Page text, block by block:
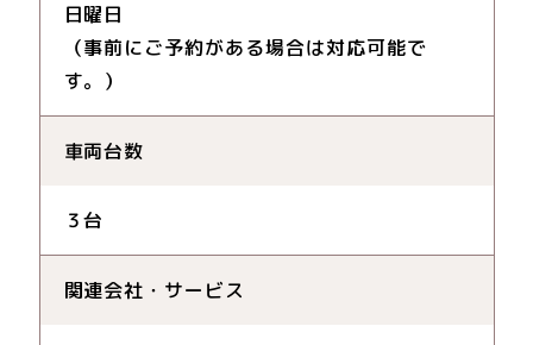
日曜日
（事前にご予約がある場合は対応可能で
す。）
車両台数
３台
関連会社・サービス